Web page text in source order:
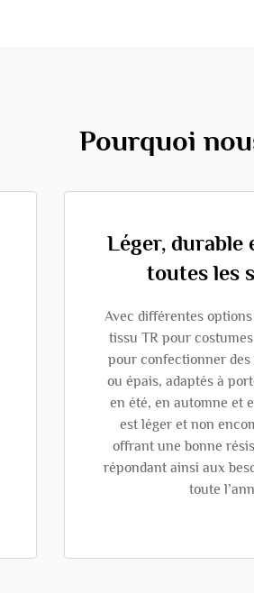
Pourquoi
Léger, durable
toutes les
Avec différentes
tissu TR pour
pour confectionner des
ou épais, adaptés à
en été, en automne et
est léger et non
offrant une bonne
répondant ainsi aux
toute